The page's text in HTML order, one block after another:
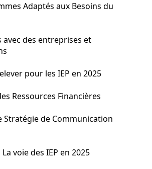
Adaptés aux Besoins du
avec des entreprises et
pour les IEP en 2025
Ressources Financières
Stratégie de Communication
voie des IEP en 2025